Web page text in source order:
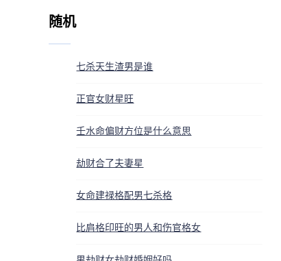
随机
七杀天生渣男是谁
正官女财星旺
壬水命偏财方位是什么意思
劫财合了夫妻星
女命建禄格配男七杀格
比肩格印旺的男人和伤官格女